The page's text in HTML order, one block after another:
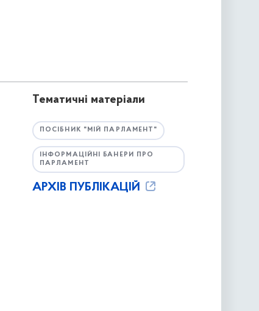
Тематичні матеріали
ПОСІБНИК "МІЙ ПАРЛАМЕНТ"
ІНФОРМАЦІЙНІ БАНЕРИ ПРО
ПАРЛАМЕНТ
АРХІВ ПУБЛІКАЦІЙ